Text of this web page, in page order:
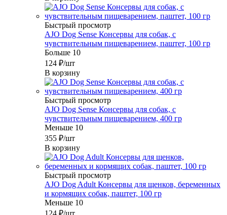
Быстрый просмотр
AJO Dog Sense Консервы для собак, с
чувствительным пищеварением, паштет, 100 гр
Больше 10
124 ₽/шт
В корзину
Быстрый просмотр
AJO Dog Sense Консервы для собак, с
чувствительным пищеварением, 400 гр
Меньше 10
355 ₽/шт
В корзину
Быстрый просмотр
AJO Dog Adult Консервы для щенков, беременных
и кормящих собак, паштет, 100 гр
Меньше 10